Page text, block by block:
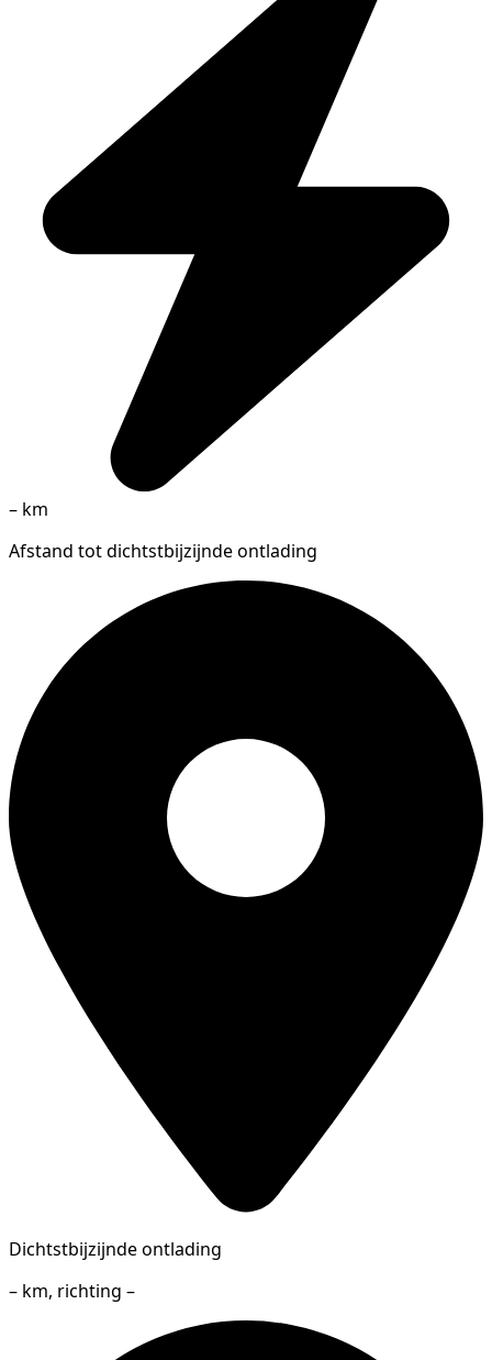
– km
Afstand tot dichtstbijzijnde ontlading
Dichtstbijzijnde ontlading
– km, richting –